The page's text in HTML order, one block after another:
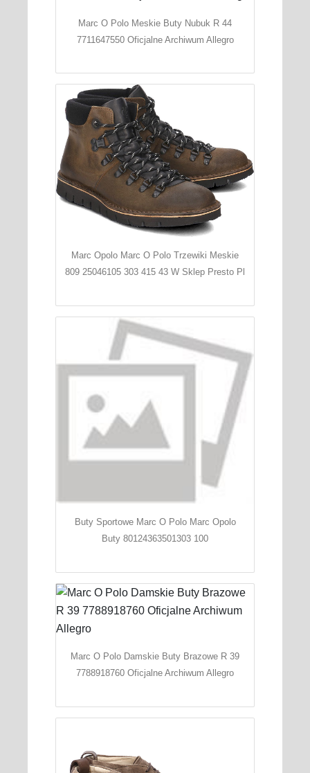
Marc O Polo Meskie Buty Nubuk R 44
7711647550 Oficjalne Archiwum Allegro
Marc Opolo Marc O Polo Trzewiki Meskie
809 25046105 303 415 43 W Sklep Presto Pl
Buty Sportowe Marc O Polo Marc Opolo
Buty 80124363501303 100
Marc O Polo Damskie Buty Brazowe R 39
7788918760 Oficjalne Archiwum Allegro